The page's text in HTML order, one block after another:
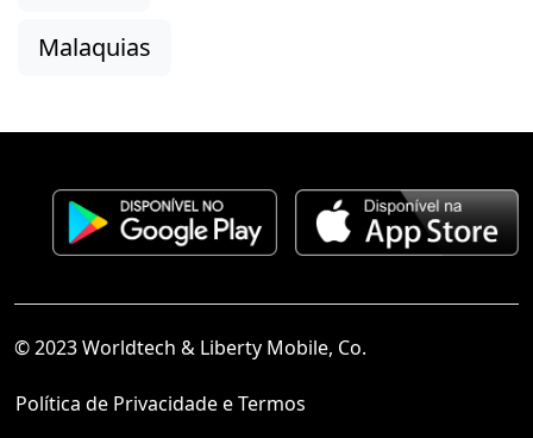
Malaquias
© 2023 Worldtech & Liberty Mobile, Co.
Política de Privacidade e Termos